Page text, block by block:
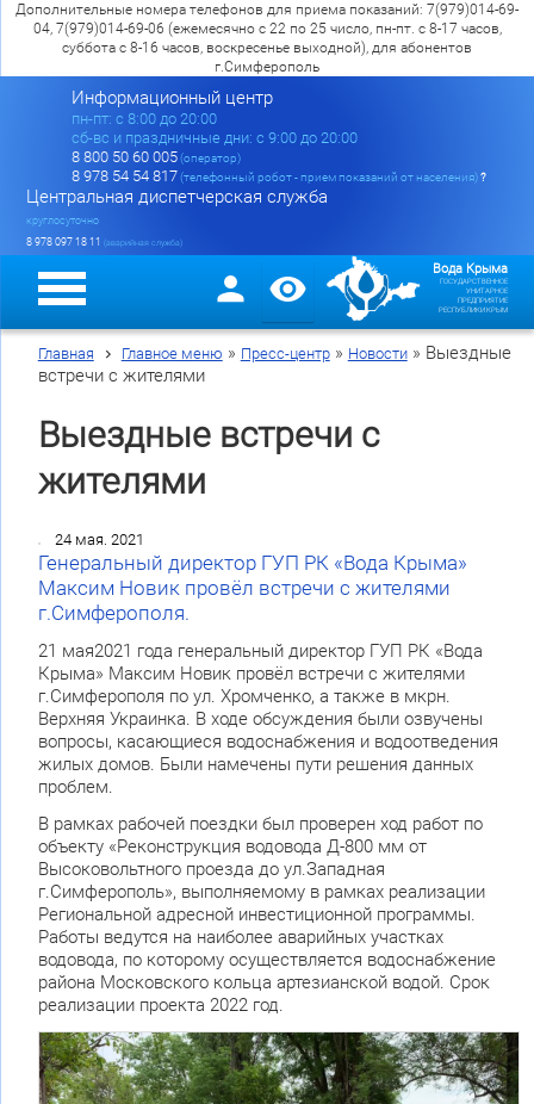
Дополнительные номера телефонов для приема показаний: 7(979)014-69-
04, 7(979)014-69-06 (ежемесячно с 22 по 25 число, пн-пт. с 8-17 часов,
суббота с 8-16 часов, воскресенье выходной), для абонентов
г.Симферополь
Информационный центр
пн-пт: c 8:00 до 20:00
сб-вс и праздничные дни: с 9:00 до 20:00
8 800 50 60 005(оператор)
8 978 54 54 817(телефонный робот - прием показаний от населения)?
Центральная диспетчерская служба
круглосуточно
8 978 097 18 11 (аварийная служба)
Вода Крыма
ГОСУДАРСТВЕННОЕ
УНИТАРНОЕ
ПРЕДПРИЯТИЕ
РЕСПУБЛИКИ КРЫМ
Главная Главное меню » Пресс-центр» Новости» Выездные
встречи с жителями
Выездные встречи с
жителями
24 мая. 2021
Генеральный директор ГУП РК «Вода Крыма»
Максим Новик провёл встречи с жителями
г.Симферополя.
21 мая2021 года генеральный директор ГУП РК «Вода
Крыма» Максим Новик провёл встречи с жителями
г.Симферополя по ул. Хромченко, а также в мкрн.
Верхняя Украинка. В ходе обсуждения были озвучены
вопросы, касающиеся водоснабжения и водоотведения
жилых домов. Были намечены пути решения данных
проблем.
В рамках рабочей поездки был проверен ход работ по
объекту «Реконструкция водовода Д-800 мм от
Высоковольтного проезда до ул.Западная
г.Симферополь», выполняемому в рамках реализации
Региональной адресной инвестиционной программы.
Работы ведутся на наиболее аварийных участках
водовода, по которому осуществляется водоснабжение
района Московского кольца артезианской водой. Срок
реализации проекта 2022 год.